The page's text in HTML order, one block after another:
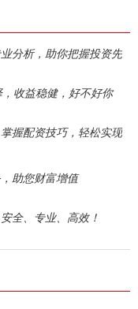
分析，助你把握投资先
收益稳健，好不好你
握配资技巧，轻松实现
助您财富增值
全、专业、高效！